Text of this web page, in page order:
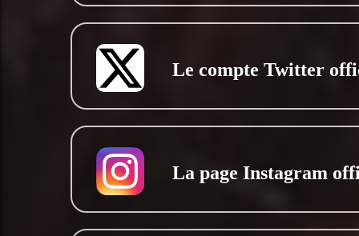
Le compte Twitter
La page Instagram